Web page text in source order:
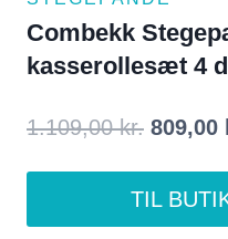
Combekk
kasserollesæt 4
1.109,00kr. Den
pris
809,00
TIL